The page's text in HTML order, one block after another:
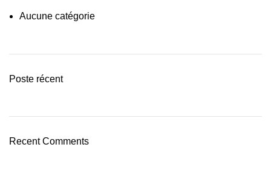
Aucune catégorie
Poste récent
Recent Comments